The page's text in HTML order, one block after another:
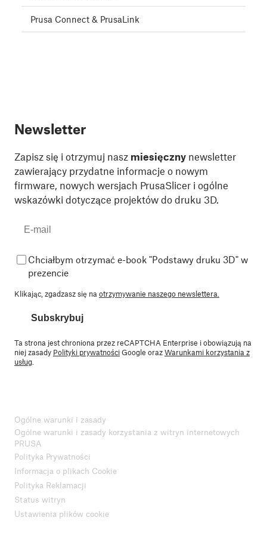
Prusa Connect & PrusaLink
Newsletter
Zapisz się i otrzymuj nasz miesięczny newsletter
zawierający przydatne informacje o nowym
firmware, nowych wersjach PrusaSlicer i ogólne
wskazówki dotyczące projektów do druku 3D.
Chciałbym otrzymać e-book "Podstawy druku 3D" w
prezencie
Klikając, zgadzasz się naotrzymywanie naszego newslettera.
Subskrybuj
Ta strona jest chroniona przez reCAPTCHA Enterprise i obowiązują na
niej zasady Polityki prywatnościGoogle orazWarunkami korzystania z
usług.
Ogólne warunki i zasady
Ogólne warunki i zasady korzystania z witryn internetowych
PRUSA
Polityka Prywatności
Informacja o plikach Cookie
Polityka Reklamacji
Status witryn
Ustawienia plików cookie